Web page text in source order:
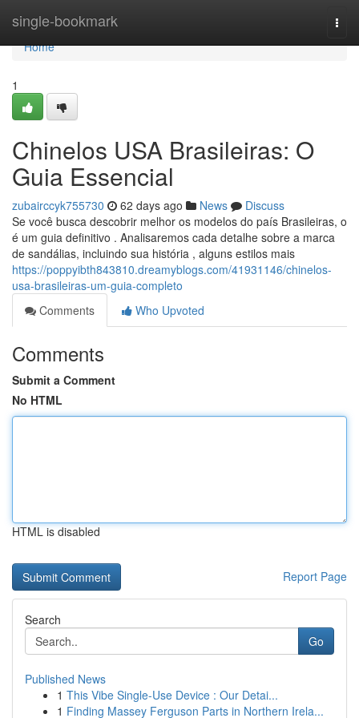
single-bookmark
Home
Home
1
Chinelos USA Brasileiras: O
Guia Essencial
zubairccyk755730 62 days ago News
Discuss
Se você busca descobrir melhor os modelos do país Brasileiras, o
é um guia definitivo . Analisaremos cada detalhe sobre a marca
de sandálias, incluindo sua história , alguns estilos mais
https://poppyibth843810.dreamyblogs.com/41931146/chinelos-
usa-brasileiras-um-guia-completo
Comments
Who Upvoted
Comments
Submit a Comment
No HTML
HTML is disabled
Report Page
Search
Go
Published News
1 This Vibe Single-Use Device : Our Detai...
1 Finding Massey Ferguson Parts in Northern Irela...